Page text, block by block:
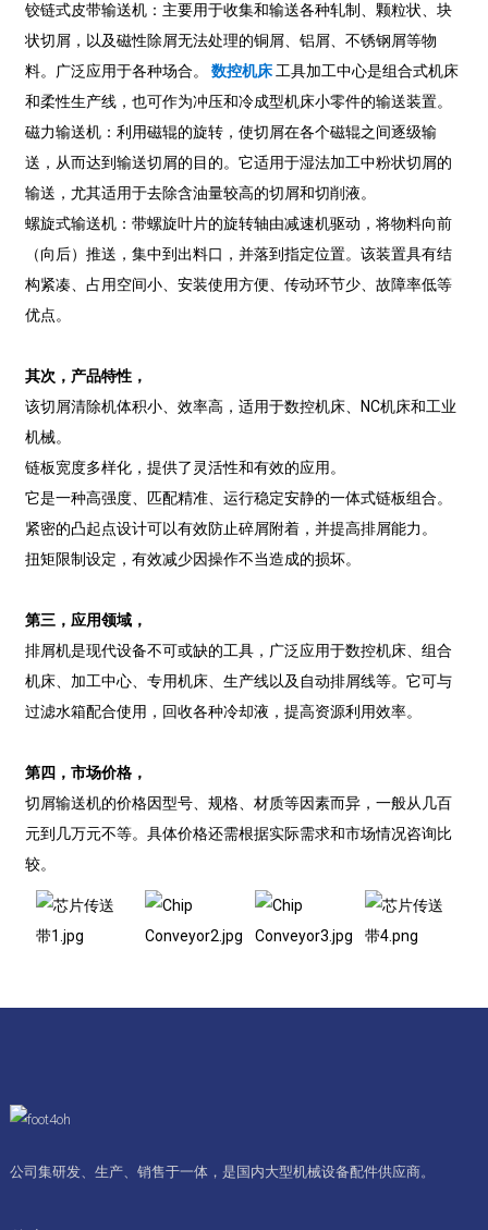
铰链式皮带输送机：主要用于收集和输送各种轧制、颗粒状、块
状切屑，以及磁性除屑无法处理的铜屑、铝屑、不锈钢屑等物
料。广泛应用于各种场合。 数控机床工具加工中心是组合式机床
和柔性生产线，也可作为冲压和冷成型机床小零件的输送装置。
磁力输送机：利用磁辊的旋转，使切屑在各个磁辊之间逐级输
送，从而达到输送切屑的目的。它适用于湿法加工中粉状切屑的
输送，尤其适用于去除含油量较高的切屑和切削液。
螺旋式输送机：带螺旋叶片的旋转轴由减速机驱动，将物料向前
（向后）推送，集中到出料口，并落到指定位置。该装置具有结
构紧凑、占用空间小、安装使用方便、传动环节少、故障率低等
优点。
其次，产品特性，
该切屑清除机体积小、效率高，适用于数控机床、NC机床和工业
机械。
链板宽度多样化，提供了灵活性和有效的应用。
它是一种高强度、匹配精准、运行稳定安静的一体式链板组合。
紧密的凸起点设计可以有效防止碎屑附着，并提高排屑能力。
扭矩限制设定，有效减少因操作不当造成的损坏。
第三， 应用领域，
排屑机是现代设备不可或缺的工具，广泛应用于数控机床、组合
机床、加工中心、专用机床、生产线以及自动排屑线等。它可与
过滤水箱配合使用，回收各种冷却液，提高资源利用效率。
第四，市场价格，
切屑输送机的价格因型号、规格、材质等因素而异，一般从几百
元到几万元不等。具体价格还需根据实际需求和市场情况咨询比
较。
公司集研发、生产、销售于一体，是国内大型机械设备配件供应商。